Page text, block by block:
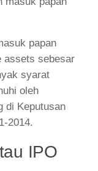
papan
assets sebesar
syarat
oleh
di Keputusan
2014.
IPO